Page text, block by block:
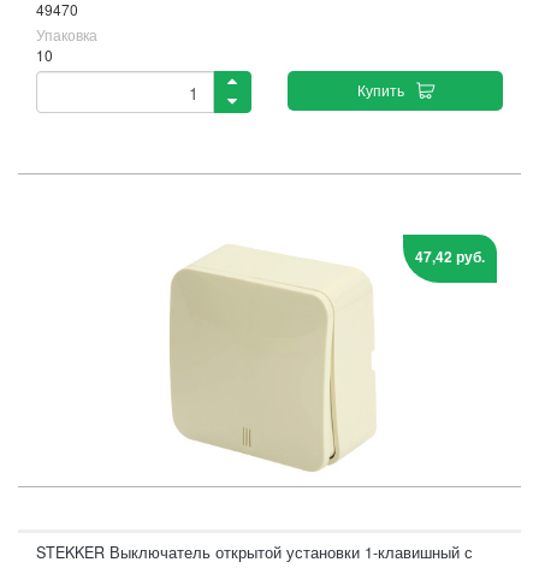
49470
Упаковка
10
Купить
47,42 руб.
STEKKER Выключатель открытой установки 1-клавишный с